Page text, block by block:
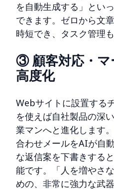
を自動生成する」とい
できます。ゼロから文
時短でき、タスク管理
③ 顧客対応・マ
高度化
Webサイトに設置する
を使えば自社製品の深
業マンへと進化します
合わせメールをAIが自
な返信案を下書きする
能です。「人を増やさ
めの、非常に強力な武器